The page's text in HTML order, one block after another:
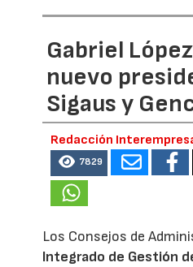
Gabriel
nuevo
Sigaus y
Redacción
7829
Los Consejos de
Integrado de Gestión